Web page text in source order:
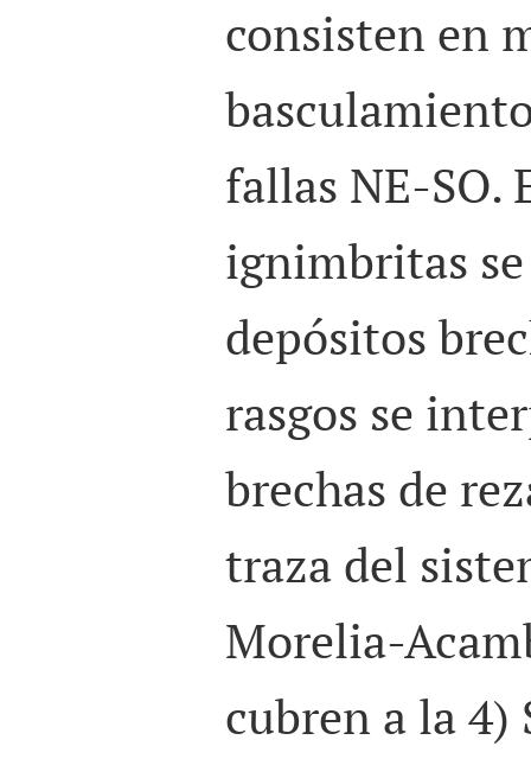
consisten en
fallas NE-SO.
ignimbritas
depósitos
rasgos se
brechas de
traza del
Morelia-
cubren a la 4)